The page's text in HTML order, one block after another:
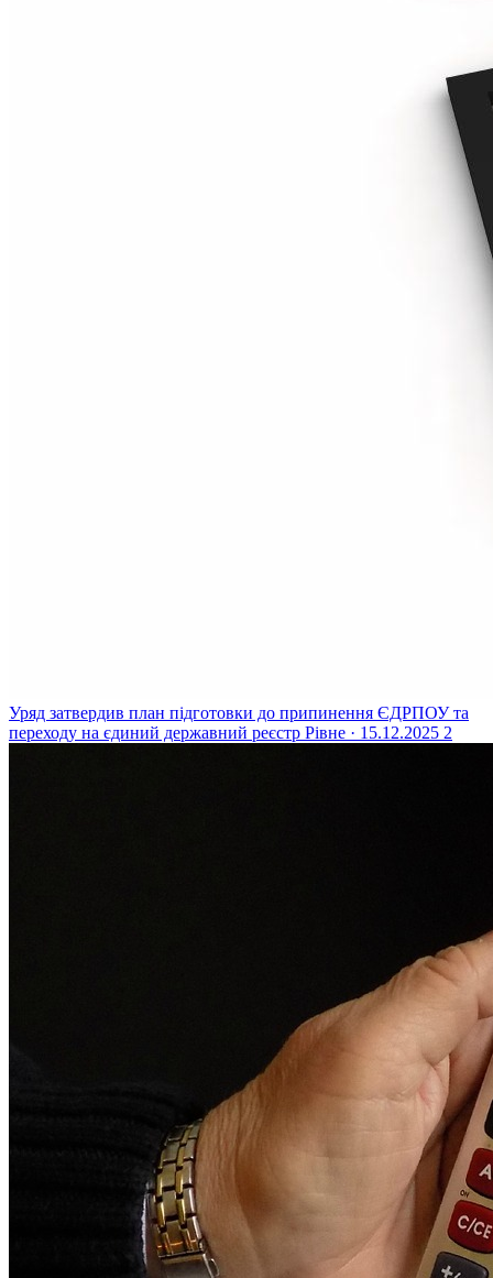
Уряд затвердив план підготовки до припинення ЄДРПОУ та
переходу на єдиний державний реєстр Рівне · 15.12.2025 2